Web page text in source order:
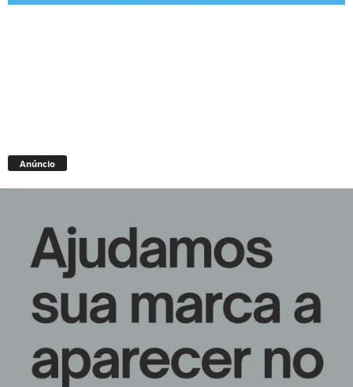
Anúncio